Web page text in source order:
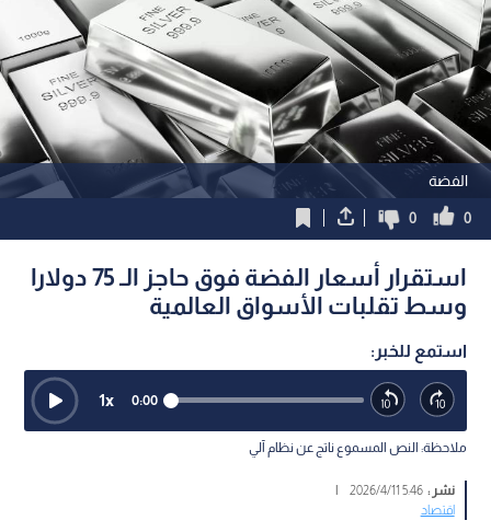
الفضة
0
0
استقرار أسعار الفضة فوق حاجز الـ 75 دولارا
وسط تقلبات الأسواق العالمية
استمع للخبر:
0:00
1x
ملاحظة: النص المسموع ناتج عن نظام آلي
نشر :5:46 2026/4/11
|
اقتصاد